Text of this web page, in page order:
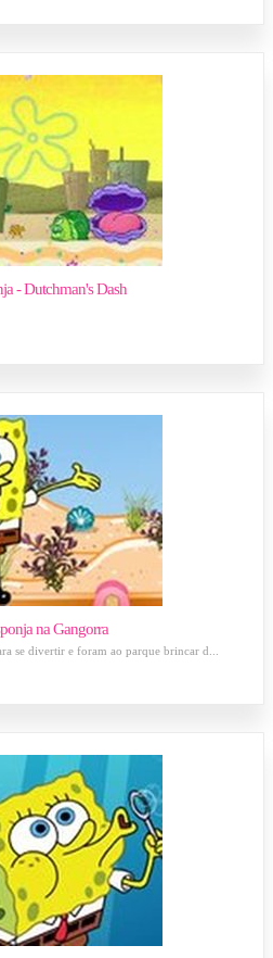
- Dutchman's Dash
na Gangorra
se divertir e foram ao parque brincar d...